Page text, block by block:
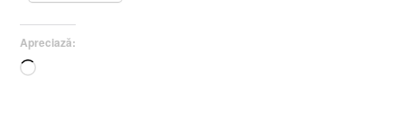
23.3
I
Apreciază:
Încarc...